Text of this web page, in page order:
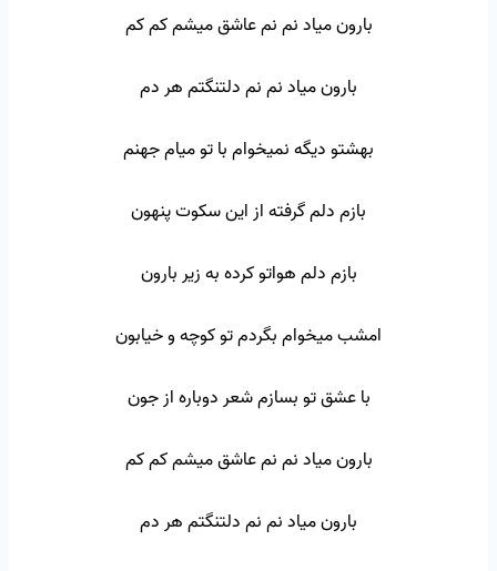
بارون میاد نم نم عاشق میشم کم کم
بارون میاد نم نم دلتنگتم هر دم
بهشتو دیگه نمیخوام با تو میام جهنم
بازم دلم گرفته از این سکوت پنهون
بازم دلم هواتو کرده به زیر بارون
امشب میخوام بگردم تو کوچه و خیابون
با عشق تو بسازم شعر دوباره از جون
بارون میاد نم نم عاشق میشم کم کم
بارون میاد نم نم دلتنگتم هر دم